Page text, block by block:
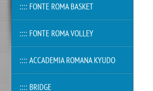
:::: FONTE ROMA BASKET
:::: FONTE ROMA VOLLEY
:::: ACCADEMIA ROMANA KYUDO
:::: BRIDGE